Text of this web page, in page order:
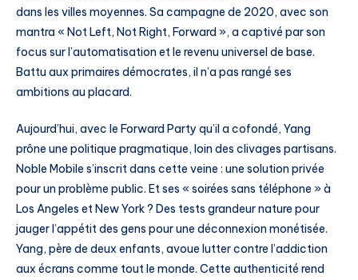
dans les villes moyennes. Sa campagne de 2020, avec son
mantra « Not Left, Not Right, Forward », a captivé par son
focus sur l’automatisation et le revenu universel de base.
Battu aux primaires démocrates, il n’a pas rangé ses
ambitions au placard.
Aujourd’hui, avec le Forward Party qu’il a cofondé, Yang
prône une politique pragmatique, loin des clivages partisans.
Noble Mobile s’inscrit dans cette veine : une solution privée
pour un problème public. Et ses « soirées sans téléphone » à
Los Angeles et New York ? Des tests grandeur nature pour
jauger l’appétit des gens pour une déconnexion monétisée.
Yang, père de deux enfants, avoue lutter contre l’addiction
aux écrans comme tout le monde. Cette authenticité rend